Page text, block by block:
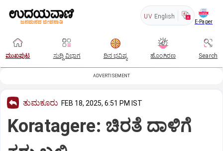
UV English
E-Paper
ಮುಖಪುಟ ಸುದ್ದಿ ವಿಭಾಗ ದಿನ ಭವಿಷ್ಯ ಹೊಂಗಿರಣ Search
ADVERTISEMENT
ತುಮಕೂರು FEB 18, 2025, 6:51 PM IST
Koratagere: ಚಿರತೆ ದಾಳಿಗೆ